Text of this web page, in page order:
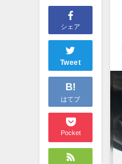
シェア
Tweet
B!
はてブ
Pocket